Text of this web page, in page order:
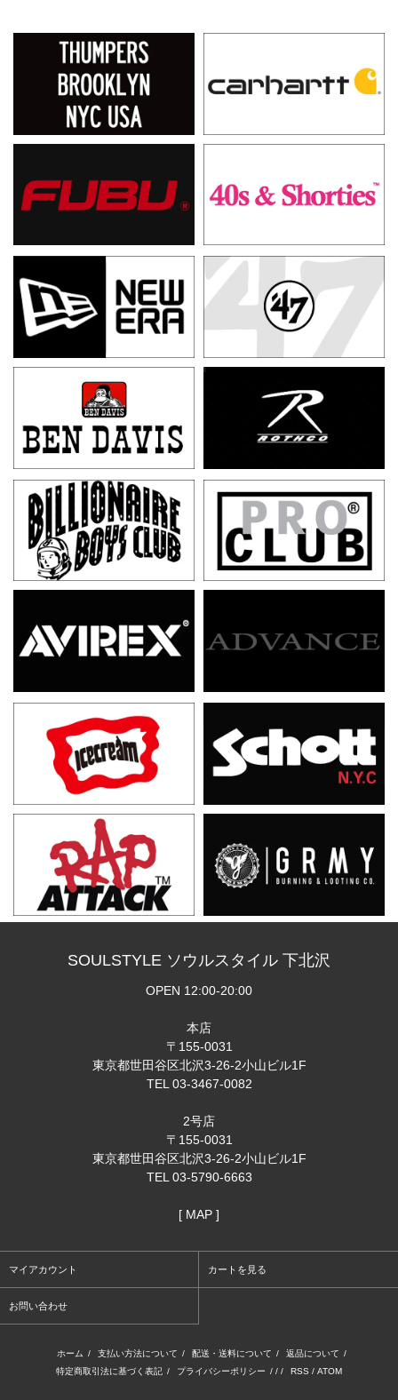
SOULSTYLE ソウルスタイル 下北沢
OPEN 12:00-20:00
本店
〒155-0031
東京都世田谷区北沢3-26-2小山ビル1F
TEL 03-3467-0082
2号店
〒155-0031
東京都世田谷区北沢3-26-2小山ビル1F
TEL 03-5790-6663
[ MAP ]
マイアカウント カートを見る
お問い合わせ
ホーム / 支払い方法について / 配送・送料について / 返品について /
特定商取引法に基づく表記 / プライバシーポリシー / / / RSS / ATOM